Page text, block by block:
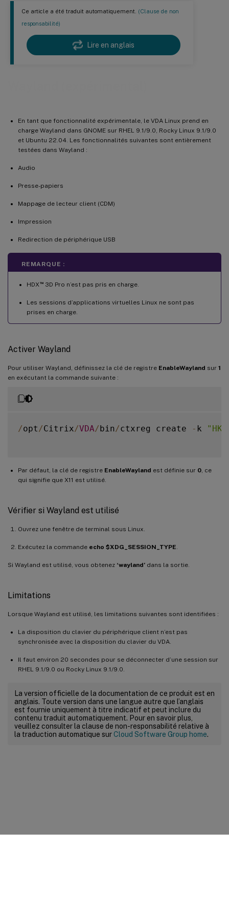
Ce article a été traduit automatiquement. (Clause de non
responsabilité)
Lire en anglais
En tant que fonctionnalité expérimentale, le VDA Linux prend en
charge Wayland dans GNOME sur RHEL 9.1/9.0, Rocky Linux 9.1/9.0
et Ubuntu 22.04. Les fonctionnalités suivantes sont entièrement
testées dans Wayland :
Audio
Presse-papiers
Mappage de lecteur client (CDM)
Impression
Redirection de périphérique USB
REMARQUE :
HDX ™3D Pro n’est pas pris en charge.
Les sessions d’applications virtuelles Linux ne sont pas
prises en charge.
Activer Wayland
Pour utiliser Wayland, définissez la clé de registre EnableWayland sur 1
en exécutant la commande suivante :
/opt /Citrix/VDA/bin/ctxreg create - k
Par défaut, la clé de registre EnableWayland est définie sur 0 , ce
qui signifie que X11 est utilisé.
Vérifier si Wayland est utilisé
Ouvrez une fenêtre de terminal sous Linux.
Exécutez la commande echo $XDG_SESSION_TYPE
Si Wayland est utilisé, vous obtenez ‘wayland’ dans la sortie.
Limitations
Lorsque Wayland est utilisé, les limitations suivantes sont identifiées :
La disposition du clavier du périphérique client n’est pas
synchronisée avec la disposition du clavier du VDA.
Il faut environ 20 secondes pour se déconnecter d’une session sur
RHEL 9.1/9.0 ou Rocky Linux 9.1/9.0.
La version officielle de la documentation de ce produit est en
anglais. Toute version dans une langue autre que l’anglais
est fournie uniquement à titre indicatif et peut inclure du
contenu traduit automatiquement. Pour en savoir plus,
veuillez consulter la clause de non-responsabilité relative à
la traduction automatique surCloud Software Group home.